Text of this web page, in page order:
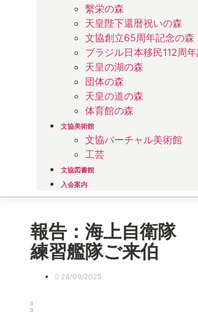
繫栄の森
天皇陛下還暦祝いの森
文協創立65周年記念の森
ブラジル日本移民112周
天皇の湖の森
団体の森
天皇の道の森
体育館の森
文協美術館
文協バーチャル美術館
工芸
文協図書館
入会案内
報告：海上自衛隊
練習艦隊ご来伯
24/09/2025